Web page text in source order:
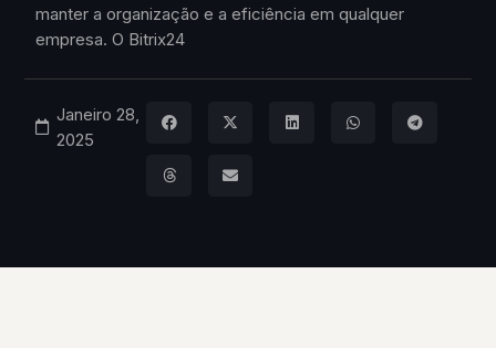
manter a organização e a eficiência em qualquer
empresa. O Bitrix24
Janeiro 28,
2025